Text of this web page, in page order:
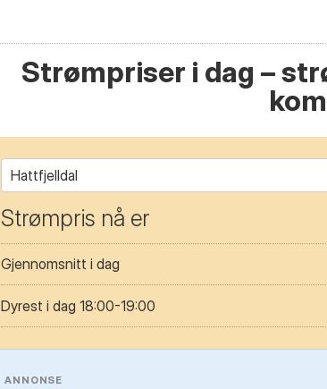
Strømpriser i dag –
Hattfjelldal
Strømpris nå er
Gjennomsnitt i dag
Dyrest i dag 18:00-19:00
ANNONSE